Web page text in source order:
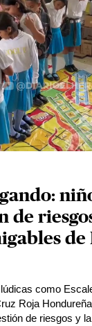
de
de
como
Roja
de riesgos y